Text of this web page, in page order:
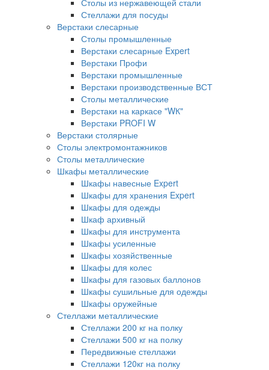
Стеллажи для посуды
Верстаки слесарные
Столы промышленные
Верстаки слесарные Expert
Верстаки Профи
Верстаки промышленные
Верстаки производственные ВСТ
Столы металлические
Верстаки на каркасе "WК"
Верстаки PROFI W
Верстаки столярные
Столы электромонтажников
Столы металлические
Шкафы металлические
Шкафы навесные Expert
Шкафы для хранения Expert
Шкафы для одежды
Шкаф архивный
Шкафы для инструмента
Шкафы усиленные
Шкафы хозяйственные
Шкафы для колес
Шкафы для газовых баллонов
Шкафы сушильные для одежды
Шкафы оружейные
Стеллажи металлические
Стеллажи 200 кг на полку
Стеллажи 500 кг на полку
Передвижные стеллажи
Стеллажи 120кг на полку